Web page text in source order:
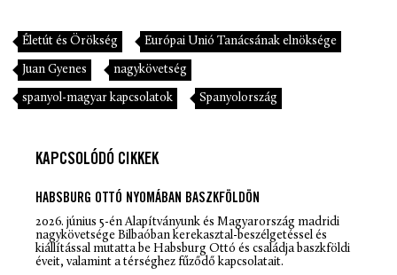
Életút és Örökség Európai Unió Tanácsának elnöksége
Juan Gyenes nagykövetség
spanyol-magyar kapcsolatok Spanyolország
KAPCSOLÓDÓ CIKKEK
HABSBURG OTTÓ NYOMÁBAN BASZKFÖLDÖN
2026. június 5-én Alapítványunk és Magyarország madridi
nagykövetsége Bilbaóban kerekasztal-beszélgetéssel és
kiállítással mutatta be Habsburg Ottó és családja baszkföldi
éveit, valamint a térséghez fűződő kapcsolatait.